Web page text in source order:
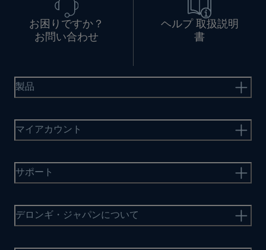
お困りですか？
お問い合わせ
ヘルプ 取扱説明
書
製品
マイアカウント
サポート
デロンギ・ジャパンについて